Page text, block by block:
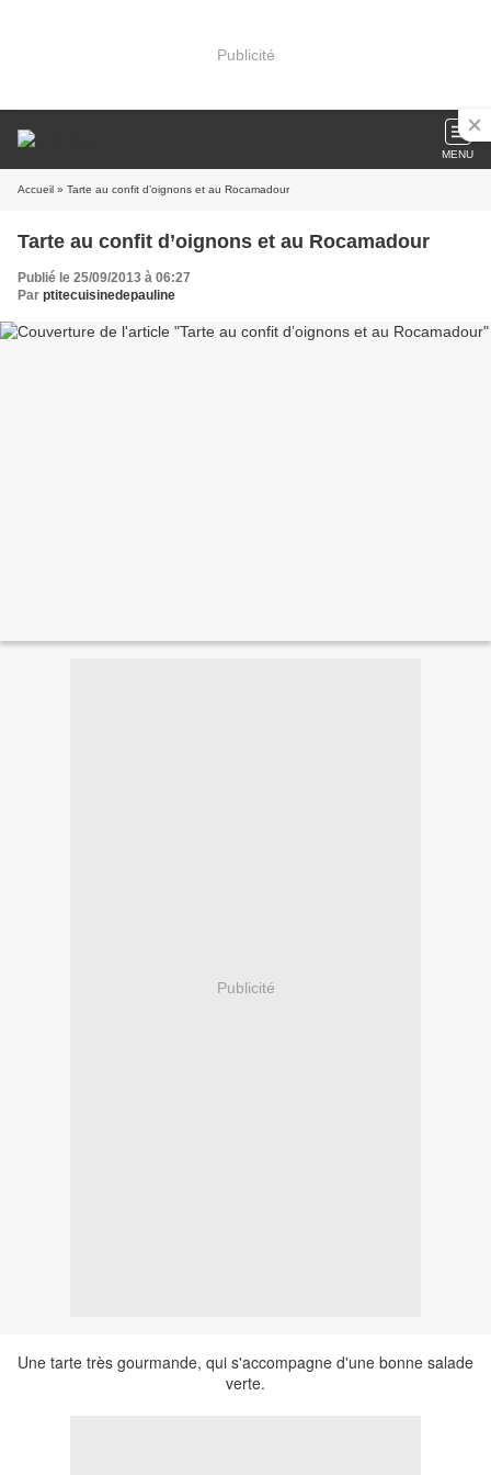
Publicité
MENU
Accueil » Tarte au confit d’oignons et au Rocamadour
Tarte au confit d’oignons et au Rocamadour
Publié le 25/09/2013 à 06:27
Par ptitecuisinedepauline
Publicité
Une tarte très gourmande, qui s'accompagne d'une bonne salade
verte.